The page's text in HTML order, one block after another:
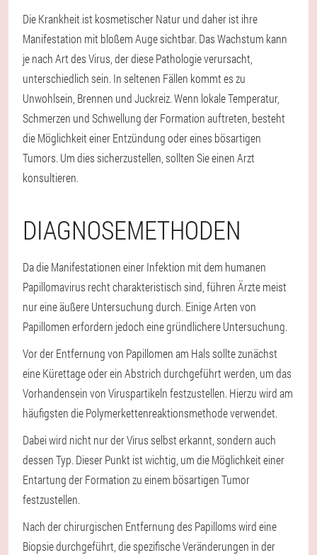
Die Krankheit ist kosmetischer Natur und daher ist ihre
Manifestation mit bloßem Auge sichtbar. Das Wachstum kann
je nach Art des Virus, der diese Pathologie verursacht,
unterschiedlich sein. In seltenen Fällen kommt es zu
Unwohlsein, Brennen und Juckreiz. Wenn lokale Temperatur,
Schmerzen und Schwellung der Formation auftreten, besteht
die Möglichkeit einer Entzündung oder eines bösartigen
Tumors. Um dies sicherzustellen, sollten Sie einen Arzt
konsultieren.
DIAGNOSEMETHODEN
Da die Manifestationen einer Infektion mit dem humanen
Papillomavirus recht charakteristisch sind, führen Ärzte meist
nur eine äußere Untersuchung durch. Einige Arten von
Papillomen erfordern jedoch eine gründlichere Untersuchung.
Vor der Entfernung von Papillomen am Hals sollte zunächst
eine Kürettage oder ein Abstrich durchgeführt werden, um das
Vorhandensein von Viruspartikeln festzustellen. Hierzu wird am
häufigsten die Polymerkettenreaktionsmethode verwendet.
Dabei wird nicht nur der Virus selbst erkannt, sondern auch
dessen Typ. Dieser Punkt ist wichtig, um die Möglichkeit einer
Entartung der Formation zu einem bösartigen Tumor
festzustellen.
Nach der chirurgischen Entfernung des Papilloms wird eine
Biopsie durchgeführt, die spezifische Veränderungen in der